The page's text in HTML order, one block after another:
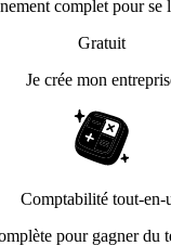
complet pour se
Gratuit
Je crée mon
Comptabilité tout-en-
pour gagner du